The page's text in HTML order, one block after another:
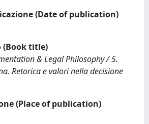
(Date of publication)
(Book title)
& Legal Philosophy / 5.
Retorica e valori nella decisione
(Place of publication)